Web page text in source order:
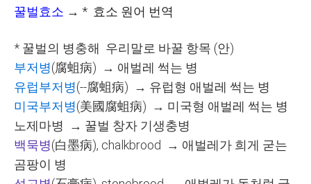
꿀벌효소 → * 효소 원어 번역
* 꿀벌의 병충해 우리말로 바꿀 항목 (안)
부저병(腐蛆病) → 애벌레 썩는 병
유럽부저병(--腐蛆病) → 유럽형 애벌레 썩는 병
미국부저병(美國腐蛆病) → 미국형 애벌레 썩는 병
노제마병
→ 꿀벌 창자 기생충병
백묵병(白墨病), chalkbrood → 애벌레가 희게 굳는
곰팡이 병